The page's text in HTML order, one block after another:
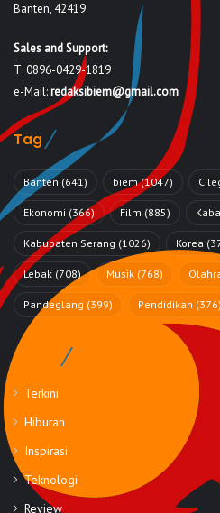
Banten, 42419
Sales and Support:
T: 0896-0429-1819
e-Mail:redaksibiem@gmail.com
Tag
Banten (641) biem(1047)
Ekonomi (366) Film (885)
Kabupaten Serang (1026) Korea
Lebak (708) Musik (768)
Pandeglang (399) Pendidikan (376)
Rubrik
Terkini
Hiburan
Inspirasi
Teknologi
Review